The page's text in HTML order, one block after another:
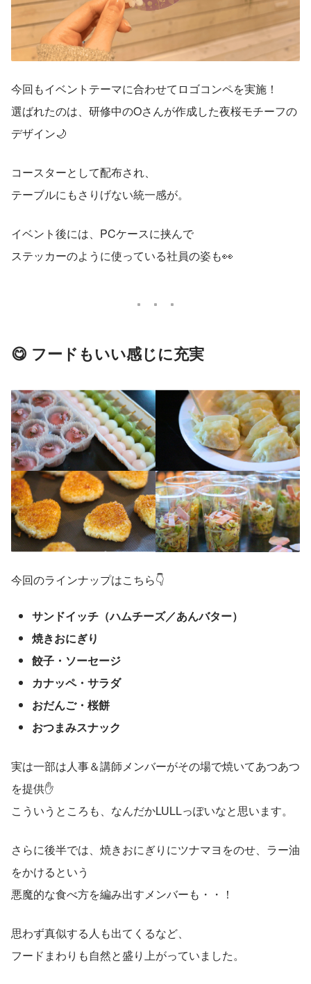
今回もイベントテーマに合わせてロゴコンペを実施！
選ばれたのは、研修中のOさんが作成した夜桜モチーフの
デザイン🌙
コースターとして配布され、
テーブルにもさりげない統一感が。
イベント後には、PCケースに挟んで
ステッカーのように使っている社員の姿も👀
😋 フードもいい感じに充実
今回のラインナップはこちら👇
サンドイッチ（ハムチーズ／あんバター）
焼きおにぎり
餃子・ソーセージ
カナッペ・サラダ
おだんご・桜餅
おつまみスナック
実は一部は人事＆講師メンバーがその場で焼いてあつあつ
を提供✋
こういうところも、なんだかLULLっぽいなと思います。
さらに後半では、焼きおにぎりにツナマヨをのせ、ラー油
をかけるという
悪魔的な食べ方を編み出すメンバーも・・！
思わず真似する人も出てくるなど、
フードまわりも自然と盛り上がっていました。